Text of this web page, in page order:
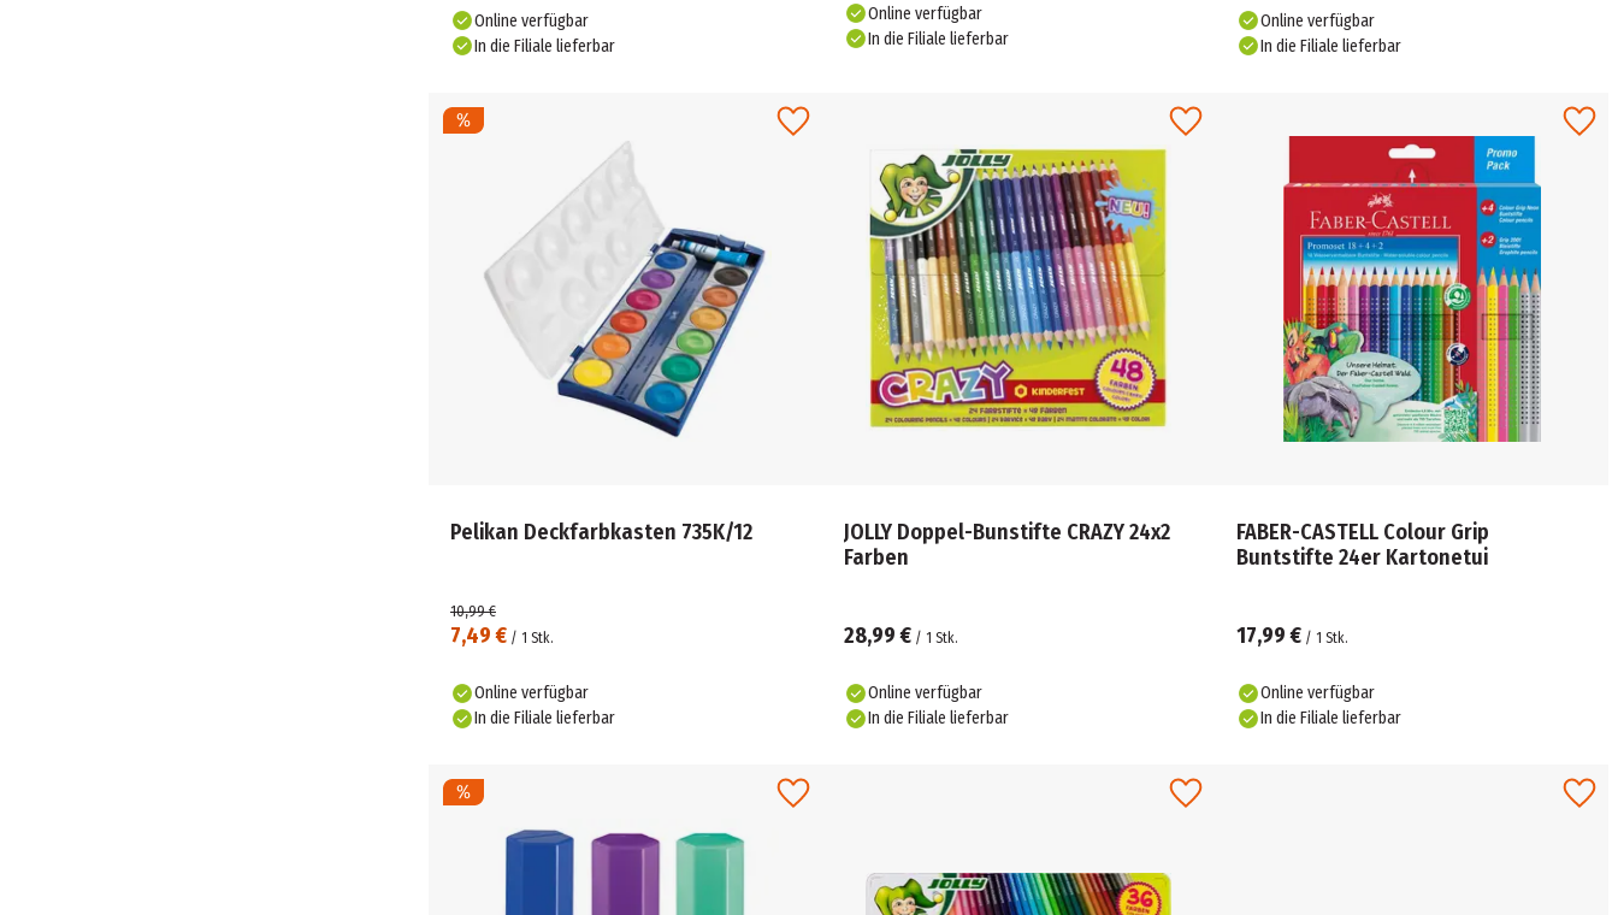
Online verfügbar
In die Filiale lieferbar
Online verfügbar
In die Filiale lieferbar
Online verfügbar
In die Filiale lieferbar
Pelikan Deckfarbkasten 735K/12
7,49 € / 1 Stk.
10,99 €
Online verfügbar
In die Filiale lieferbar
JOLLY Doppel-Bunstifte CRAZY 24x2
Farben
28,99 €/ 1 Stk.
Online verfügbar
In die Filiale lieferbar
FABER-CASTELL Colour Grip
Buntstifte 24er Kartonetui
17,99 € / 1 Stk.
Online verfügbar
In die Filiale lieferbar